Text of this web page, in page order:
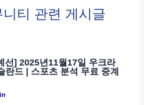
니티 관련 게시글
선] 2025년11월17일 우크라
란드 | 스포츠 분석 무료 중계